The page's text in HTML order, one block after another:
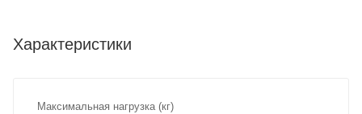
Характеристики
Максимальная нагрузка (кг)